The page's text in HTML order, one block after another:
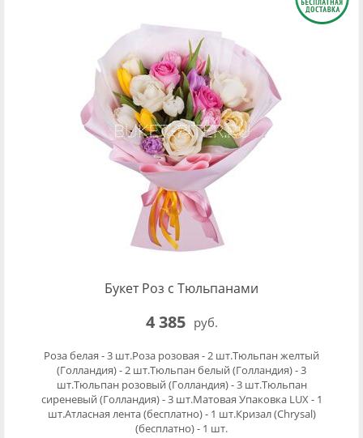
Букет Роз с Тюльпанами
4 385 руб.
Роза белая - 3 шт.Роза розовая - 2 шт.Тюльпан желтый
(Голландия) - 2 шт.Тюльпан белый (Голландия) - 3
шт.Тюльпан розовый (Голландия) - 3 шт.Тюльпан
сиреневый (Голландия) - 3 шт.Матовая Упаковка LUX - 1
шт.Атласная лента (бесплатно) - 1 шт.Кризал (Chrysal)
(бесплатно) - 1 шт.